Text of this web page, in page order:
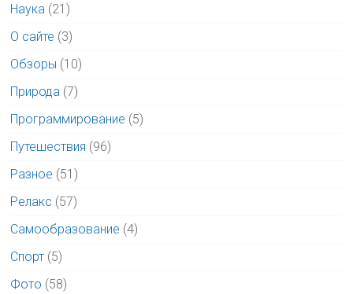
Наука (21)
О сайте (3)
Обзоры (10)
Природа (7)
Программирование (5)
Путешествия (96)
Разное (51)
Релакс (57)
Самообразование (4)
Спорт (5)
Фото (58)